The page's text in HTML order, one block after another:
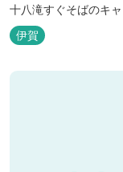
十八滝すぐそばのキャンプ場です。 ★大
から120分の好アクセ
をしながら子どもが
がります！ ★日帰り
伊賀